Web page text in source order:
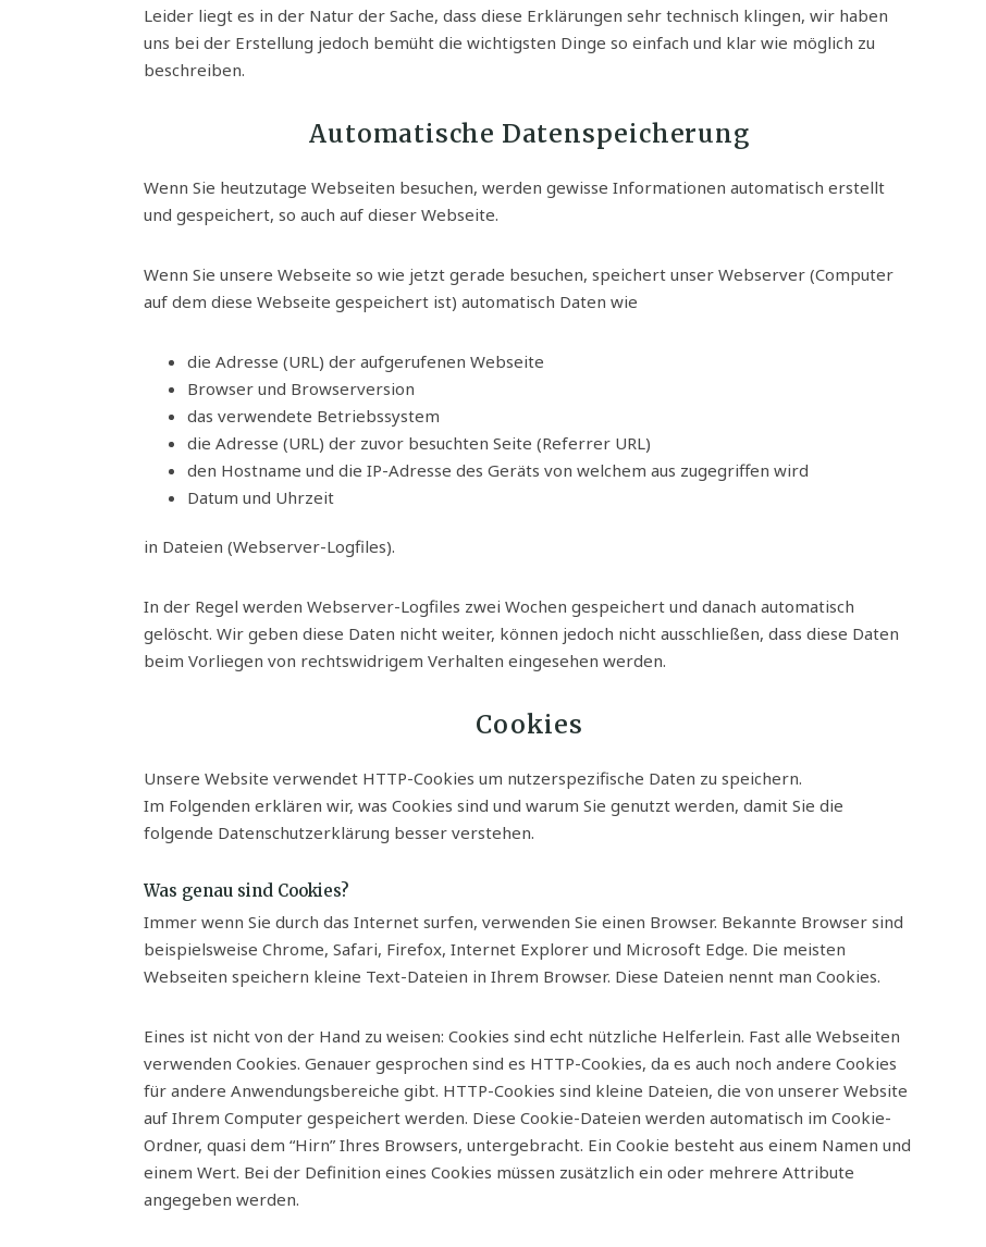
Leider liegt es in der Natur der Sache, dass diese Erklärungen sehr technisch klingen, wir haben
uns bei der Erstellung jedoch bemüht die wichtigsten Dinge so einfach und klar wie möglich zu
beschreiben.
Automatische Datenspeicherung
Wenn Sie heutzutage Webseiten besuchen, werden gewisse Informationen automatisch erstellt
und gespeichert, so auch auf dieser Webseite.
Wenn Sie unsere Webseite so wie jetzt gerade besuchen, speichert unser Webserver (Computer
auf dem diese Webseite gespeichert ist) automatisch Daten wie
die Adresse (URL) der aufgerufenen Webseite
Browser und Browserversion
das verwendete Betriebssystem
die Adresse (URL) der zuvor besuchten Seite (Referrer URL)
den Hostname und die IP-Adresse des Geräts von welchem aus zugegriffen wird
Datum und Uhrzeit
in Dateien (Webserver-Logfiles).
In der Regel werden Webserver-Logfiles zwei Wochen gespeichert und danach automatisch
gelöscht. Wir geben diese Daten nicht weiter, können jedoch nicht ausschließen, dass diese Daten
beim Vorliegen von rechtswidrigem Verhalten eingesehen werden.
Cookies
Unsere Website verwendet HTTP-Cookies um nutzerspezifische Daten zu speichern.
Im Folgenden erklären wir, was Cookies sind und warum Sie genutzt werden, damit Sie die
folgende Datenschutzerklärung besser verstehen.
Was genau sind Cookies?
Immer wenn Sie durch das Internet surfen, verwenden Sie einen Browser. Bekannte Browser sind
beispielsweise Chrome, Safari, Firefox, Internet Explorer und Microsoft Edge. Die meisten
Webseiten speichern kleine Text-Dateien in Ihrem Browser. Diese Dateien nennt man Cookies.
Eines ist nicht von der Hand zu weisen: Cookies sind echt nützliche Helferlein. Fast alle Webseiten
verwenden Cookies. Genauer gesprochen sind es HTTP-Cookies, da es auch noch andere Cookies
für andere Anwendungsbereiche gibt. HTTP-Cookies sind kleine Dateien, die von unserer Website
auf Ihrem Computer gespeichert werden. Diese Cookie-Dateien werden automatisch im Cookie-
Ordner, quasi dem “Hirn” Ihres Browsers, untergebracht. Ein Cookie besteht aus einem Namen und
einem Wert. Bei der Definition eines Cookies müssen zusätzlich ein oder mehrere Attribute
angegeben werden.